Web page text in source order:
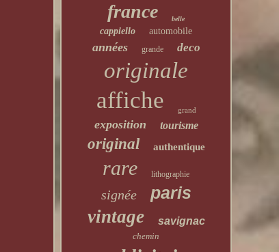
france belle
cappiello automobile
années grande deco
originale
affiche grand
exposition tourisme
original authentique
rare lithographie
signée paris
vintage savignac
chemin